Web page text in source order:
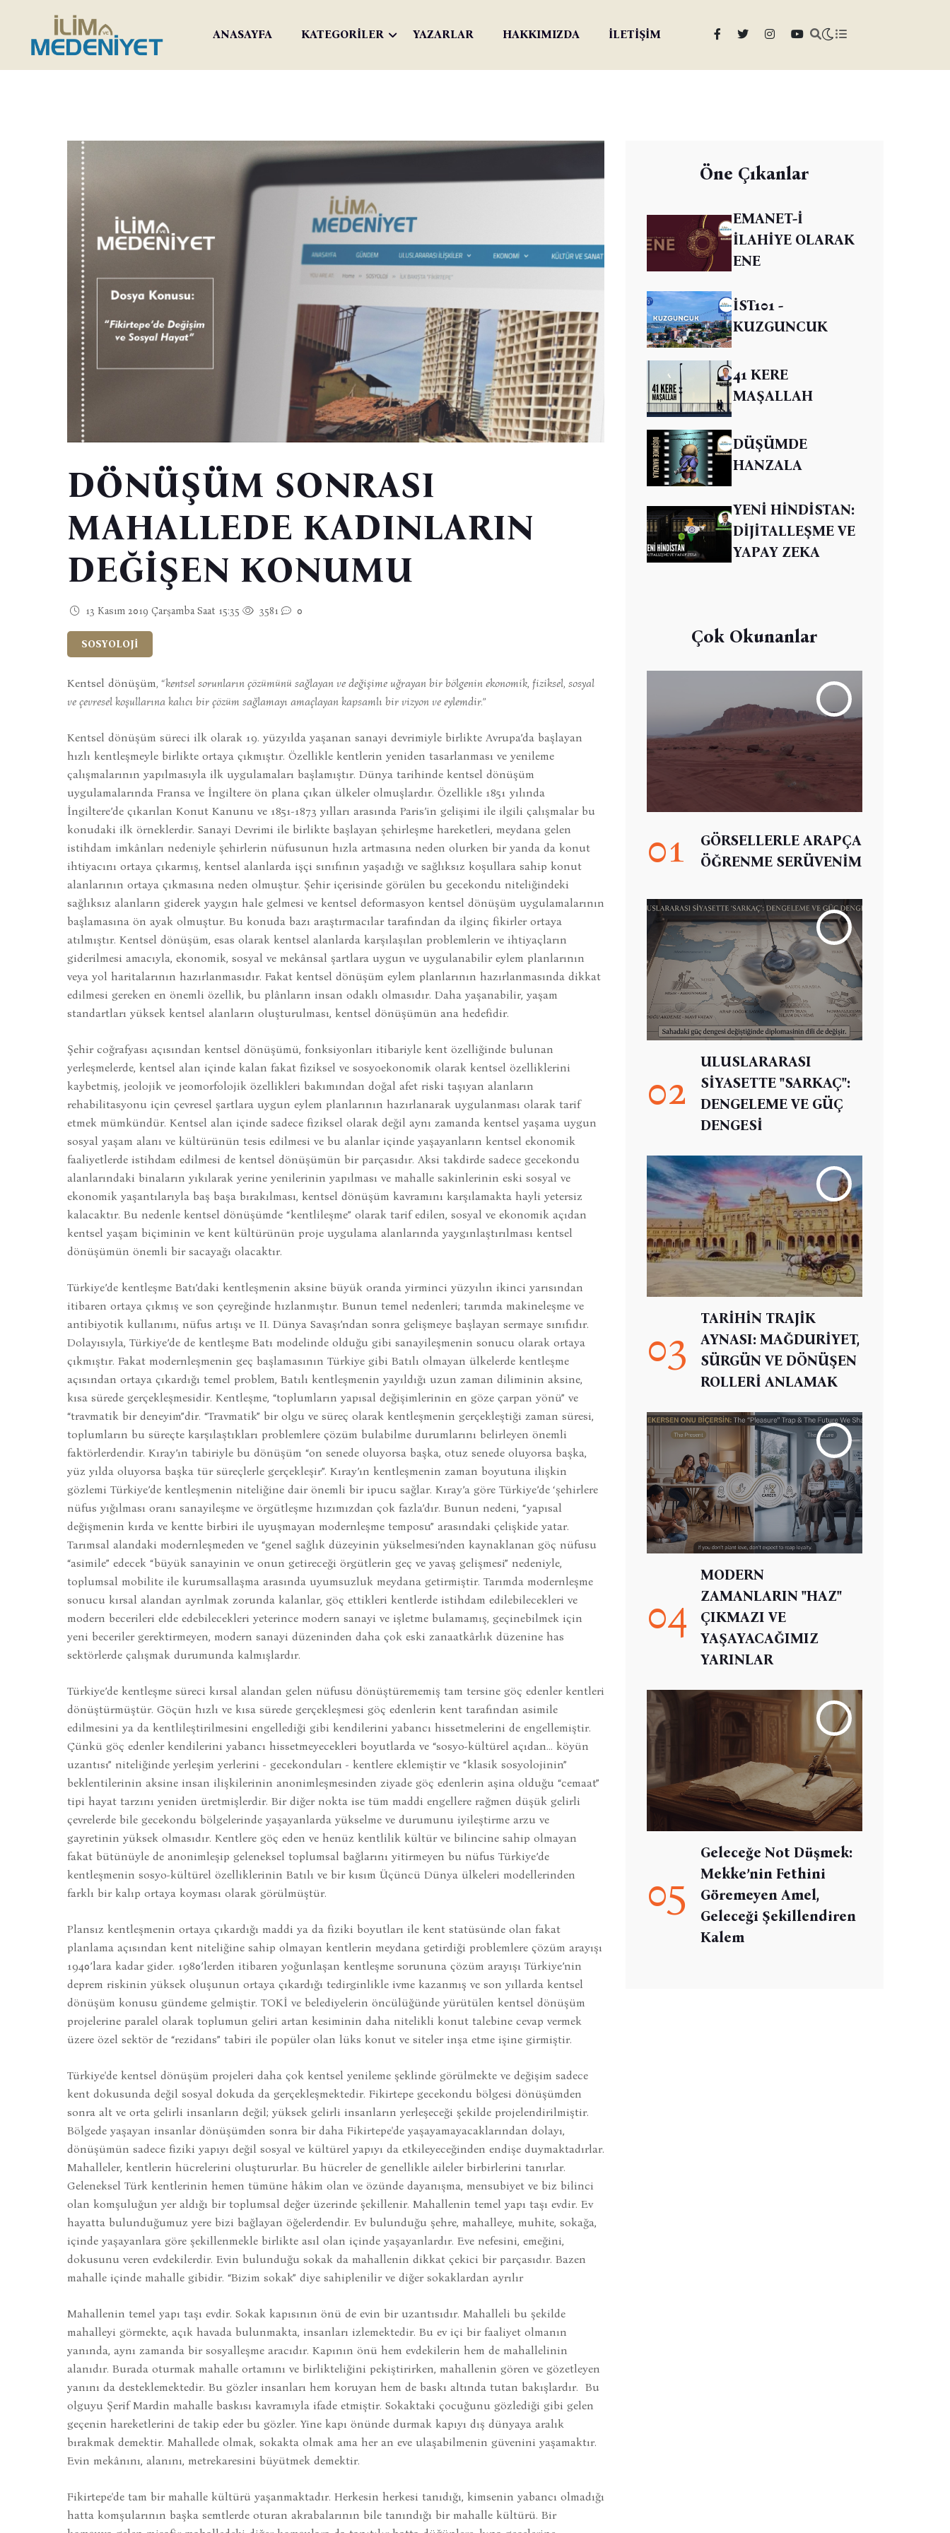
ANASAYFA KATEGORİLER YAZARLAR HAKKIMIZDA İLETİŞİM
DÖNÜŞÜM SONRASI
MAHALLEDE KADINLARIN
DEĞİŞEN KONUMU
13 Kasım 2019 Çarşamba Saat 15:35 3581 0
SOSYOLOJİ
Kentsel dönüşüm, “kentsel sorunların çözümünü sağlayan ve değişime uğrayan bir bölgenin ekonomik, fiziksel, sosyal
ve çevresel koşullarına kalıcı bir çözüm sağlamayı amaçlayan kapsamlı bir vizyon ve eylemdir.”
Kentsel dönüşüm süreci ilk olarak 19. yüzyılda yaşanan sanayi devrimiyle birlikte Avrupa’da başlayan
hızlı kentleşmeyle birlikte ortaya çıkmıştır. Özellikle kentlerin yeniden tasarlanması ve yenileme
çalışmalarının yapılmasıyla ilk uygulamaları başlamıştır. Dünya tarihinde kentsel dönüşüm
uygulamalarında Fransa ve İngiltere ön plana çıkan ülkeler olmuşlardır. Özellikle 1851 yılında
İngiltere’de çıkarılan Konut Kanunu ve 1851-1873 yılları arasında Paris’in gelişimi ile ilgili çalışmalar bu
konudaki ilk örneklerdir. Sanayi Devrimi ile birlikte başlayan şehirleşme hareketleri, meydana gelen
istihdam imkânları nedeniyle şehirlerin nüfusunun hızla artmasına neden olurken bir yanda da konut
ihtiyacını ortaya çıkarmış, kentsel alanlarda işçi sınıfının yaşadığı ve sağlıksız koşullara sahip konut
alanlarının ortaya çıkmasına neden olmuştur. Şehir içerisinde görülen bu gecekondu niteliğindeki
sağlıksız alanların giderek yaygın hale gelmesi ve kentsel deformasyon kentsel dönüşüm uygulamalarının
başlamasına ön ayak olmuştur. Bu konuda bazı araştırmacılar tarafından da ilginç fikirler ortaya
atılmıştır. Kentsel dönüşüm, esas olarak kentsel alanlarda karşılaşılan problemlerin ve ihtiyaçların
giderilmesi amacıyla, ekonomik, sosyal ve mekânsal şartlara uygun ve uygulanabilir eylem planlarının
veya yol haritalarının hazırlanmasıdır. Fakat kentsel dönüşüm eylem planlarının hazırlanmasında dikkat
edilmesi gereken en önemli özellik, bu plânların insan odaklı olmasıdır. Daha yaşanabilir, yaşam
standartları yüksek kentsel alanların oluşturulması, kentsel dönüşümün ana hedefidir.
Şehir coğrafyası açısından kentsel dönüşümü, fonksiyonları itibariyle kent özelliğinde bulunan
yerleşmelerde, kentsel alan içinde kalan fakat fiziksel ve sosyoekonomik olarak kentsel özelliklerini
kaybetmiş, jeolojik ve jeomorfolojik özellikleri bakımından doğal afet riski taşıyan alanların
rehabilitasyonu için çevresel şartlara uygun eylem planlarının hazırlanarak uygulanması olarak tarif
etmek mümkündür. Kentsel alan içinde sadece fiziksel olarak değil aynı zamanda kentsel yaşama uygun
sosyal yaşam alanı ve kültürünün tesis edilmesi ve bu alanlar içinde yaşayanların kentsel ekonomik
faaliyetlerde istihdam edilmesi de kentsel dönüşümün bir parçasıdır. Aksi takdirde sadece gecekondu
alanlarındaki binaların yıkılarak yerine yenilerinin yapılması ve mahalle sakinlerinin eski sosyal ve
ekonomik yaşantılarıyla baş başa bırakılması, kentsel dönüşüm kavramını karşılamakta hayli yetersiz
kalacaktır. Bu nedenle kentsel dönüşümde “kentlileşme” olarak tarif edilen, sosyal ve ekonomik açıdan
kentsel yaşam biçiminin ve kent kültürünün proje uygulama alanlarında yaygınlaştırılması kentsel
dönüşümün önemli bir sacayağı olacaktır.
Türkiye’de kentleşme Batı’daki kentleşmenin aksine büyük oranda yirminci yüzyılın ikinci yarısından
itibaren ortaya çıkmış ve son çeyreğinde hızlanmıştır. Bunun temel nedenleri; tarımda makineleşme ve
antibiyotik kullanımı, nüfus artışı ve II. Dünya Savaşı’ndan sonra gelişmeye başlayan sermaye sınıfıdır.
Dolayısıyla, Türkiye’de de kentleşme Batı modelinde olduğu gibi sanayileşmenin sonucu olarak ortaya
çıkmıştır. Fakat modernleşmenin geç başlamasının Türkiye gibi Batılı olmayan ülkelerde kentleşme
açısından ortaya çıkardığı temel problem, Batılı kentleşmenin yayıldığı uzun zaman diliminin aksine,
kısa sürede gerçekleşmesidir. Kentleşme, “toplumların yapısal değişimlerinin en göze çarpan yönü” ve
“travmatik bir deneyim”dir. “Travmatik” bir olgu ve süreç olarak kentleşmenin gerçekleştiği zaman süresi,
toplumların bu süreçte karşılaştıkları problemlere çözüm bulabilme durumlarını belirleyen önemli
faktörlerdendir. Kıray’ın tabiriyle bu dönüşüm “on senede oluyorsa başka, otuz senede oluyorsa başka,
yüz yılda oluyorsa başka tür süreçlerle gerçekleşir”. Kıray’ın kentleşmenin zaman boyutuna ilişkin
gözlemi Türkiye’de kentleşmenin niteliğine dair önemli bir ipucu sağlar. Kıray’a göre Türkiye’de ‘şehirlere
nüfus yığılması oranı sanayileşme ve örgütleşme hızımızdan çok fazla’dır. Bunun nedeni, “yapısal
değişmenin kırda ve kentte birbiri ile uyuşmayan modernleşme temposu” arasındaki çelişkide yatar.
Tarımsal alandaki modernleşmeden ve “genel sağlık düzeyinin yükselmesi’nden kaynaklanan göç nüfusu
“asimile” edecek “büyük sanayinin ve onun getireceği örgütlerin geç ve yavaş gelişmesi” nedeniyle,
toplumsal mobilite ile kurumsallaşma arasında uyumsuzluk meydana getirmiştir. Tarımda modernleşme
sonucu kırsal alandan ayrılmak zorunda kalanlar, göç ettikleri kentlerde istihdam edilebilecekleri ve
modern becerileri elde edebilecekleri yeterince modern sanayi ve işletme bulamamış, geçinebilmek için
yeni beceriler gerektirmeyen, modern sanayi düzeninden daha çok eski zanaatkârlık düzenine has
sektörlerde çalışmak durumunda kalmışlardır.
Türkiye’de kentleşme süreci kırsal alandan gelen nüfusu dönüştürememiş tam tersine göç edenler kentleri
dönüştürmüştür. Göçün hızlı ve kısa sürede gerçekleşmesi göç edenlerin kent tarafından asimile
edilmesini ya da kentlileştirilmesini engellediği gibi kendilerini yabancı hissetmelerini de engellemiştir.
Çünkü göç edenler kendilerini yabancı hissetmeyecekleri boyutlarda ve “sosyo-kültürel açıdan… köyün
uzantısı” niteliğinde yerleşim yerlerini - gecekonduları - kentlere eklemiştir ve “klasik sosyolojinin”
beklentilerinin aksine insan ilişkilerinin anonimleşmesinden ziyade göç edenlerin aşina olduğu “cemaat”
tipi hayat tarzını yeniden üretmişlerdir. Bir diğer nokta ise tüm maddi engellere rağmen düşük gelirli
çevrelerde bile gecekondu bölgelerinde yaşayanlarda yükselme ve durumunu iyileştirme arzu ve
gayretinin yüksek olmasıdır. Kentlere göç eden ve henüz kentlilik kültür ve bilincine sahip olmayan
fakat bütünüyle de anonimleşip geleneksel toplumsal bağlarını yitirmeyen bu nüfus Türkiye’de
kentleşmenin sosyo-kültürel özelliklerinin Batılı ve bir kısım Üçüncü Dünya ülkeleri modellerinden
farklı bir kalıp ortaya koyması olarak görülmüştür.
Plansız kentleşmenin ortaya çıkardığı maddi ya da fiziki boyutları ile kent statüsünde olan fakat
planlama açısından kent niteliğine sahip olmayan kentlerin meydana getirdiği problemlere çözüm arayışı
1940’lara kadar gider. 1980’lerden itibaren yoğunlaşan kentleşme sorununa çözüm arayışı Türkiye’nin
deprem riskinin yüksek oluşunun ortaya çıkardığı tedirginlikle ivme kazanmış ve son yıllarda kentsel
dönüşüm konusu gündeme gelmiştir. TOKİ ve belediyelerin öncülüğünde yürütülen kentsel dönüşüm
projelerine paralel olarak toplumun geliri artan kesiminin daha nitelikli konut talebine cevap vermek
üzere özel sektör de “rezidans” tabiri ile popüler olan lüks konut ve siteler inşa etme işine girmiştir.
Türkiye'de kentsel dönüşüm projeleri daha çok kentsel yenileme şeklinde görülmekte ve değişim sadece
kent dokusunda değil sosyal dokuda da gerçekleşmektedir. Fikirtepe gecekondu bölgesi dönüşümden
sonra alt ve orta gelirli insanların değil; yüksek gelirli insanların yerleşeceği şekilde projelendirilmiştir.
Bölgede yaşayan insanlar dönüşümden sonra bir daha Fikirtepe'de yaşayamayacaklarından dolayı,
dönüşümün sadece fiziki yapıyı değil sosyal ve kültürel yapıyı da etkileyeceğinden endişe duymaktadırlar.
Mahalleler, kentlerin hücrelerini oluştururlar. Bu hücreler de genellikle aileler birbirlerini tanırlar.
Geleneksel Türk kentlerinin hemen tümüne hâkim olan ve özünde dayanışma, mensubiyet ve biz bilinci
olan komşuluğun yer aldığı bir toplumsal değer üzerinde şekillenir. Mahallenin temel yapı taşı evdir. Ev
hayatta bulunduğumuz yere bizi bağlayan öğelerdendir. Ev bulunduğu şehre, mahalleye, muhite, sokağa,
içinde yaşayanlara göre şekillenmekle birlikte asıl olan içinde yaşayanlardır. Eve nefesini, emeğini,
dokusunu veren evdekilerdir. Evin bulunduğu sokak da mahallenin dikkat çekici bir parçasıdır. Bazen
mahalle içinde mahalle gibidir. “Bizim sokak” diye sahiplenilir ve diğer sokaklardan ayrılır
Mahallenin temel yapı taşı evdir. Sokak kapısının önü de evin bir uzantısıdır. Mahalleli bu şekilde
mahalleyi görmekte, açık havada bulunmakta, insanları izlemektedir. Bu ev içi bir faaliyet olmanın
yanında, aynı zamanda bir sosyalleşme aracıdır. Kapının önü hem evdekilerin hem de mahallelinin
alanıdır. Burada oturmak mahalle ortamını ve birlikteliğini pekiştirirken, mahallenin gören ve gözetleyen
yanını da desteklemektedir. Bu gözler insanları hem koruyan hem de baskı altında tutan bakışlardır. Bu
olguyu Şerif Mardin mahalle baskısı kavramıyla ifade etmiştir. Sokaktaki çocuğunu gözlediği gibi gelen
geçenin hareketlerini de takip eder bu gözler. Yine kapı önünde durmak kapıyı dış dünyaya aralık
bırakmak demektir. Mahallede olmak, sokakta olmak ama her an eve ulaşabilmenin güvenini yaşamaktır.
Evin mekânını, alanını, metrekaresini büyütmek demektir.
Fikirtepe'de tam bir mahalle kültürü yaşanmaktadır. Herkesin herkesi tanıdığı, kimsenin yabancı olmadığı
hatta komşularının başka semtlerde oturan akrabalarının bile tanındığı bir mahalle kültürü. Bir
Öne Çıkanlar
EMANET-İ
İLAHİYE OLARAK
ENE
İST101 -
KUZGUNCUK
41 KERE
MAŞALLAH
DÜŞÜMDE
HANZALA
YENİ HİNDİSTAN:
DİJİTALLEŞME VE
YAPAY ZEKA
Çok Okunanlar
01
GÖRSELLERLE ARAPÇA
ÖĞRENME SERÜVENİM
02
ULUSLARARASI
SİYASETTE "SARKAÇ":
DENGELEME VE GÜÇ
DENGESİ
03
TARİHİN TRAJİK
AYNASI: MAĞDURİYET,
SÜRGÜN VE DÖNÜŞEN
ROLLERİ ANLAMAK
04
MODERN
ZAMANLARIN "HAZ"
ÇIKMAZI VE
YAŞAYACAĞIMIZ
YARINLAR
05
Geleceğe Not Düşmek:
Mekke’nin Fethini
Göremeyen Amel,
Geleceği Şekillendiren
Kalem